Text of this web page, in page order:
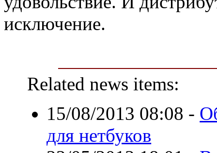
исключение.
Related news items:
15/08/2013 08:08 -
для нетбуков